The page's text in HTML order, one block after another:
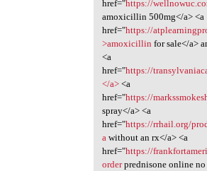
href="https://
amoxicillin 500mg</a> <a
href="https://
>amoxicillin for sale</a>
<a
href="https://
</a><a
href="https://
spray</a> <a
href="https://rrhail.org/
awithout an rx</a> <a
href="https://
orderprednisone online no